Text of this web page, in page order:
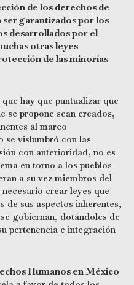
de los derechos de
garantizados por los
desarrollados por el
otras leyes
de las minorías
hay que puntualizar que
se propone sean creados,
al marco
se vislumbró con las
con anterioridad, no es
en torno a los pueblos
a su vez miembros del
necesario crear leyes que
de sus aspectos inherentes,
gobiernan, dotándoles de
pertenencia e integración
Humanos en México